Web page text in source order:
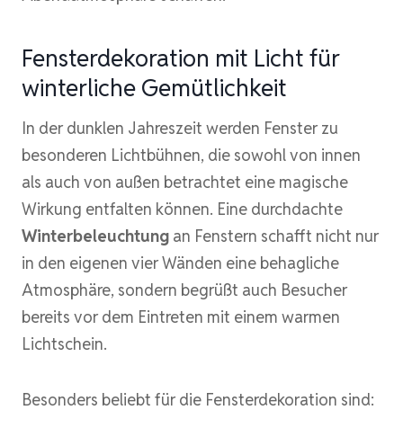
Fensterdekoration mit Licht für
winterliche Gemütlichkeit
In der dunklen Jahreszeit werden Fenster zu
besonderen Lichtbühnen, die sowohl von innen
als auch von außen betrachtet eine magische
Wirkung entfalten können. Eine durchdachte
Winterbeleuchtung an Fenstern schafft nicht nur
in den eigenen vier Wänden eine behagliche
Atmosphäre, sondern begrüßt auch Besucher
bereits vor dem Eintreten mit einem warmen
Lichtschein.
Besonders beliebt für die Fensterdekoration sind: